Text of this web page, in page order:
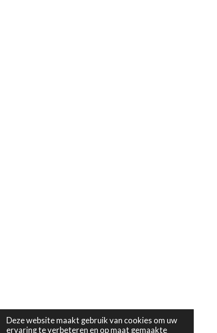
Deze website maakt gebruik van cookies om uw
ervaring te verbeteren en op maat gemaakte